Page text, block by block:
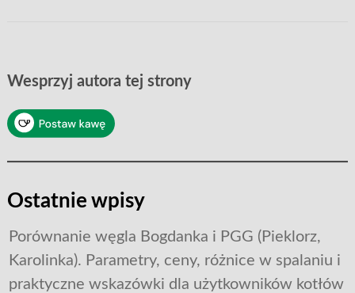
Wesprzyj autora tej strony
Ostatnie wpisy
Porównanie węgla Bogdanka i PGG (Pieklorz,
Karolinka). Parametry, ceny, różnice w spalaniu i
praktyczne wskazówki dla użytkowników kotłów